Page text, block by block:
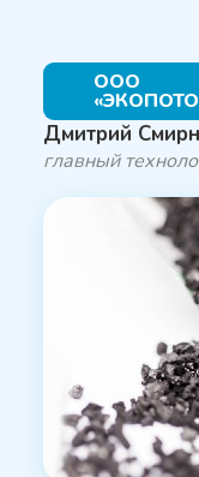
ООО
Дмитрий
главный